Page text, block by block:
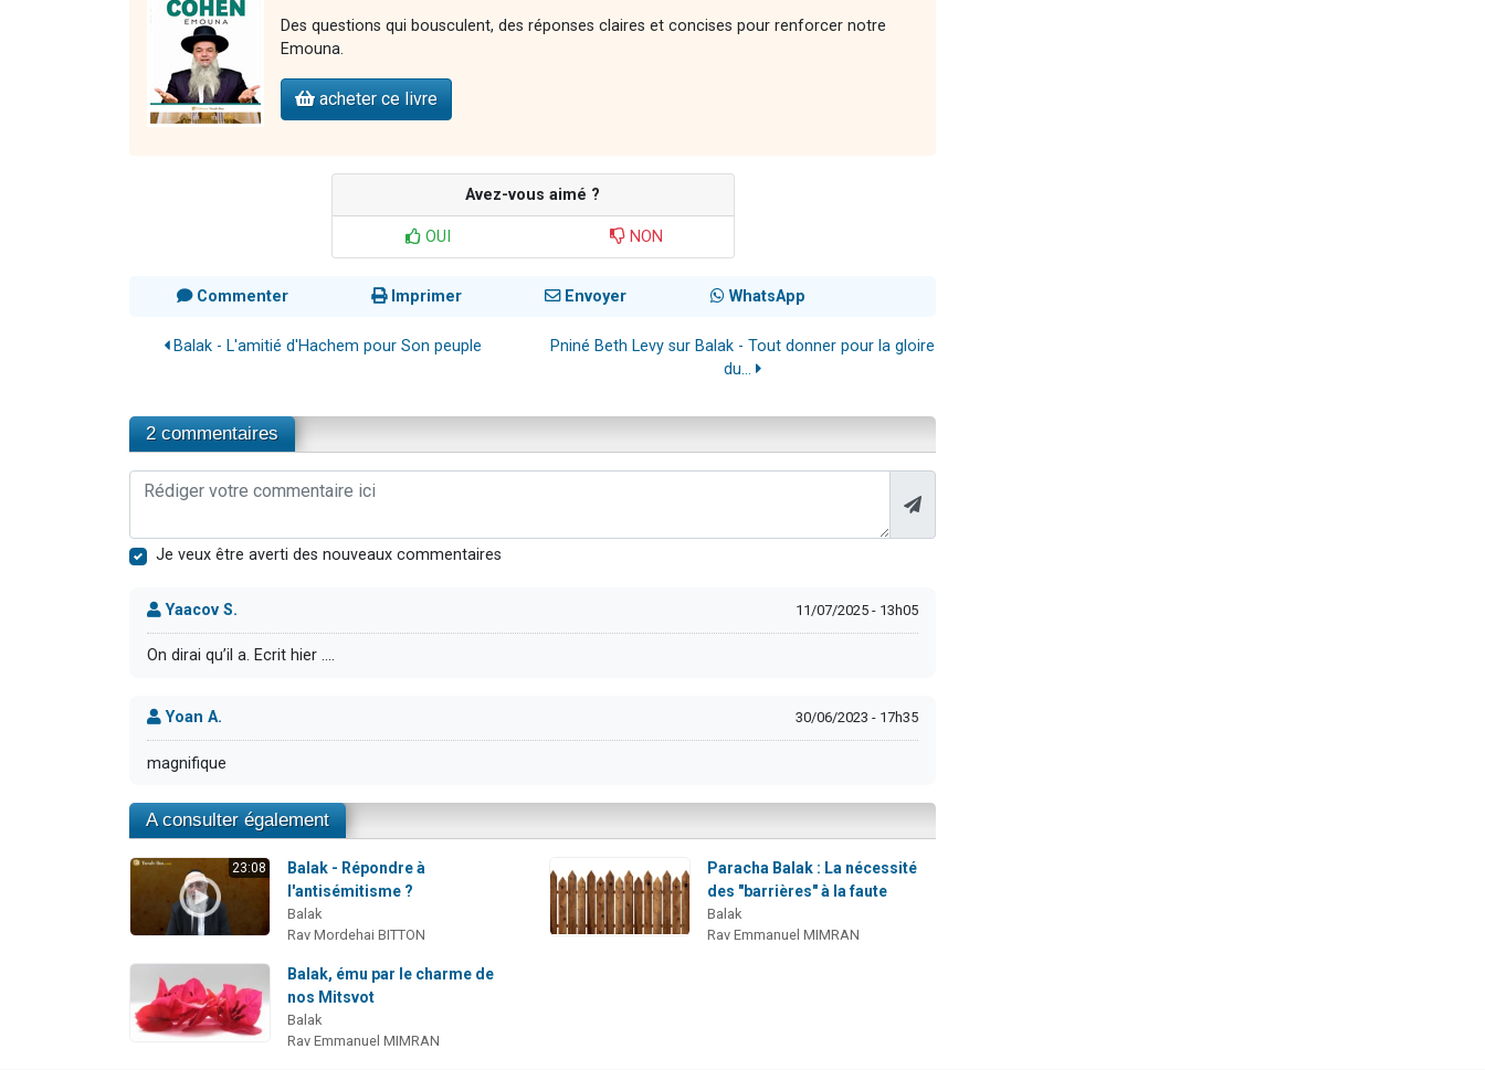
Des questions qui bousculent, des réponses claires et concises pour renforcer notre
Emouna.
acheter ce livre
Avez-vous aimé ?
OUI NON
Commenter Imprimer Envoyer WhatsApp
Balak - L'amitié d'Hachem pour Son peuple
Pniné Beth Levy sur Balak - Tout donner pour la gloire
du...
2 commentaires
Je veux être averti des nouveaux commentaires
Yaacov S. 11/07/2025 - 13h05
On dirai qu’il a. Ecrit hier ….
Yoan A. 30/06/2023 - 17h35
magnifique
A consulter également
23:08
Balak - Répondre à
l'antisémitisme ?
Balak
Rav Mordehai BITTON
Paracha Balak : La nécessité
des "barrières" à la faute
Balak
Rav Emmanuel MIMRAN
Balak, ému par le charme de
nos Mitsvot
Balak
Rav Emmanuel MIMRAN